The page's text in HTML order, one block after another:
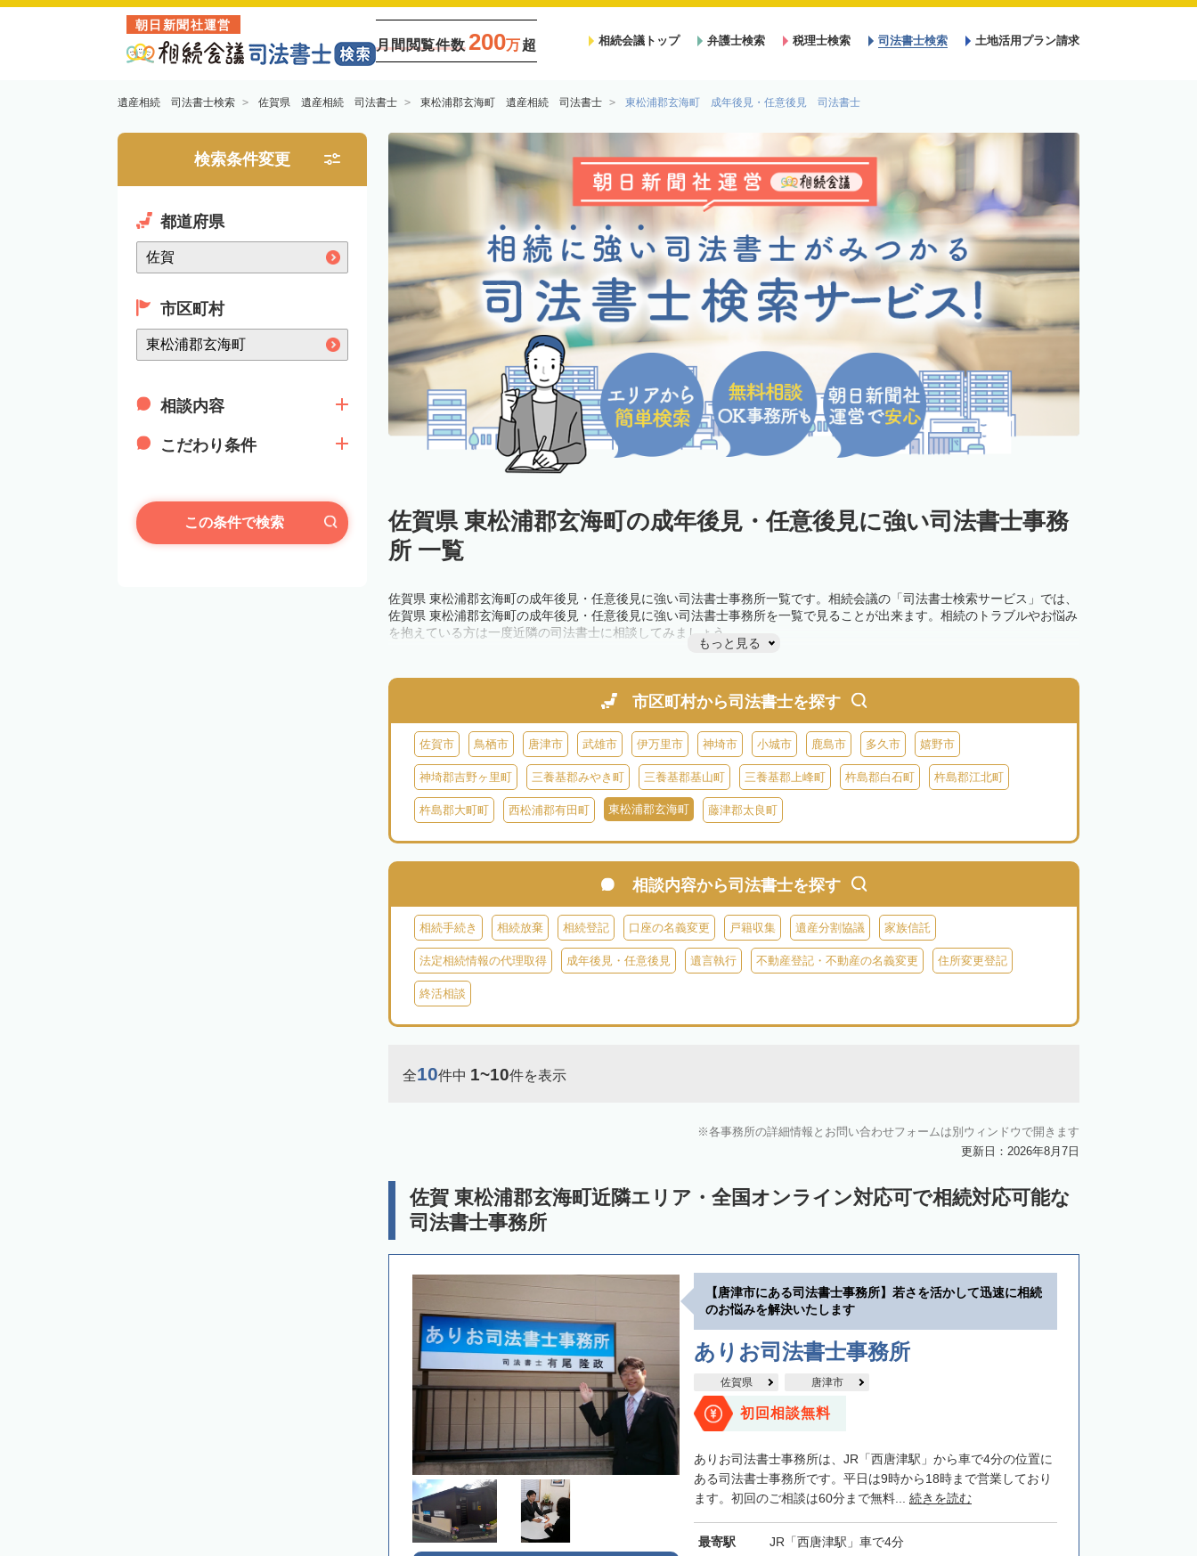
朝日新聞社運営
月間閲覧件数 200万超 相続会議トップ 弁護士検索 税理士検索 司法書士検索 土地活用プラン請求
遺産相続 司法書士検索 佐賀県 遺産相続 司法書士 東松浦郡玄海町 遺産相続 司法書士 東松浦郡玄海町 成年後見・任意後見 司法書士
検索条件変更
都道府県
市区町村
相談内容
こだわり条件
この条件で検索
佐賀県 東松浦郡玄海町の成年後見・任意後見に強い司法書士事務
所 一覧
佐賀県 東松浦郡玄海町の成年後見・任意後見に強い司法書士事務所一覧です。相続会議の「司法書士検索サービス」では、
佐賀県 東松浦郡玄海町の成年後見・任意後見に強い司法書士事務所を一覧で見ることが出来ます。相続のトラブルやお悩み
を抱えている方は一度近隣の司法書士に相談してみましょう。
もっと見る
市区町村から司法書士を探す
佐賀市 鳥栖市 唐津市 武雄市 伊万里市 神埼市 小城市 鹿島市 多久市 嬉野市
神埼郡吉野ヶ里町 三養基郡みやき町 三養基郡基山町 三養基郡上峰町 杵島郡白石町 杵島郡江北町
杵島郡大町町 西松浦郡有田町 東松浦郡玄海町 藤津郡太良町
相談内容から司法書士を探す
相続手続き 相続放棄 相続登記 口座の名義変更 戸籍収集 遺産分割協議 家族信託
法定相続情報の代理取得 成年後見・任意後見 遺言執行 不動産登記・不動産の名義変更 住所変更登記
終活相談
全10件中 1~10件を表示
各事務所の詳細情報とお問い合わせフォームは別ウィンドウで開きます
更新日：2026年8月7日
佐賀 東松浦郡玄海町近隣エリア・全国オンライン対応可で相続対応可能な
司法書士事務所
【唐津市にある司法書士事務所】若さを活かして迅速に相続
のお悩みを解決いたします
ありお司法書士事務所
佐賀県 唐津市
初回相談無料
ありお司法書士事務所は、JR「西唐津駅」から車で4分の位置に
ある司法書士事務所です。平日は9時から18時まで営業しており
ます。初回のご相談は60分まで無料... 続きを読む
最寄駅 JR「西唐津駅」車で4分